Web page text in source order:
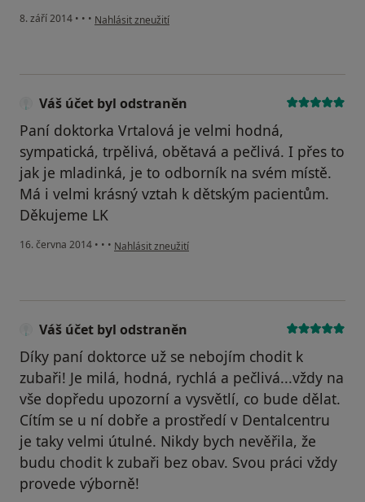
8. září 2014 • • • podle názoru uživatele Váš účet byl odstraněn
Nahlásit zneužití
Váš účet byl odstraněn
Paní doktorka Vrtalová je velmi hodná,
sympatická, trpělivá, obětavá a pečlivá. I přes to
jak je mladinká, je to odborník na svém místě.
Má i velmi krásný vztah k dětským pacientům.
Děkujeme LK
16. června 2014 • • • podle názoru uživatele Váš účet byl odstraněn
Nahlásit zneužití
Váš účet byl odstraněn
Díky paní doktorce už se nebojím chodit k
zubaři! Je milá, hodná, rychlá a pečlivá...vždy na
vše dopředu upozorní a vysvětlí, co bude dělat.
Cítím se u ní dobře a prostředí v Dentalcentru
je taky velmi útulné. Nikdy bych nevěřila, že
budu chodit k zubaři bez obav. Svou práci vždy
provede výborně!